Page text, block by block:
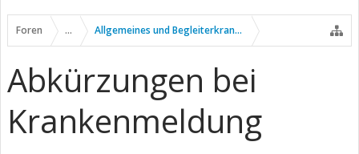
Foren ... Allgemeines und Begleiterkrankungen
Abkürzungen bei
Krankenmeldung